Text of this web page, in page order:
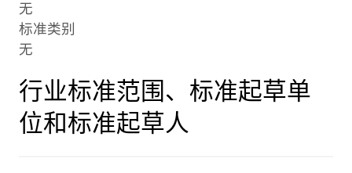
无
标准类别
无
行业标准范围、标准起草单
位和标准起草人